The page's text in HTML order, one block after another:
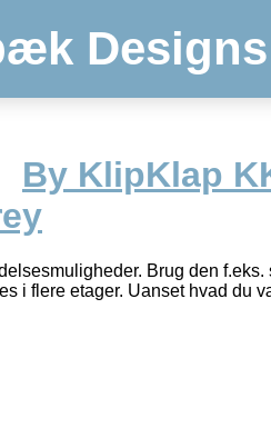
Designs
By KlipKlap
Brug den f.eks.
i flere etager. Uanset hvad du